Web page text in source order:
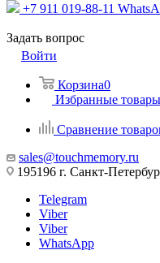
+7 911 019-88-11
Задать вопрос
Войти
Корзина0
Избранные товары
Сравнение
sales@touchmemory.ru
195196 г. Санкт-
Telegram
Viber
Viber
WhatsApp